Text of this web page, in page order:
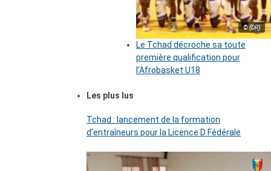
© (DR)
Le Tchad décroche sa toute
première qualification pour
l’Afrobasket U18
Les plus lus
Tchad : lancement de la formation
d’entraîneurs pour la Licence D Fédérale